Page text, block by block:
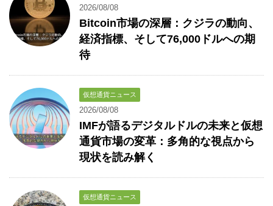
2026/08/08
Bitcoin市場の深層：クジラの動向、
経済指標、そして76,000ドルへの期
待
仮想通貨ニュース
2026/08/08
IMFが語るデジタルドルの未来と仮想
通貨市場の変革：多角的な視点から
現状を読み解く
仮想通貨ニュース